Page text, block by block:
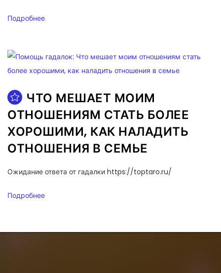
Подробнее
ЧТО МЕШАЕТ МОИМ
ОТНОШЕНИЯМ СТАТЬ БОЛЕЕ
ХОРОШИМИ, КАК НАЛАДИТЬ
ОТНОШЕНИЯ В СЕМЬЕ
Ожидание ответа от гадалки https://toptaro.ru/
Подробнее